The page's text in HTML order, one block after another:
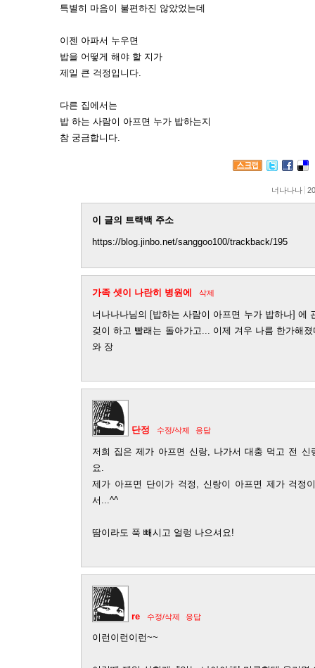
특별히 마음이 불편하진 않았었는데
이젠 아파서 누우면
밥을 어떻게 해야 할 지가
제일 큰 걱정입니다.
다른 집에서는
밥 하는 사람이 아프면 누가 밥하는지
참 궁금합니다.
너나나나
이 글의 트랙백 주소
https://blog.jinbo.net/sanggoo100/trackback/195
가족 셋이 나란히 병원에 삭제
너나나나님의 [밥하는 사람이 아프면 누가 밥하나] 에
겆이 하고 빨래는 돌아가고... 이제 겨우 나름 한가해
와 장
단정 수정/삭제 응답
저희 집은 제가 아프면 신랑, 나가서 대충 먹고 전 신
요.
제가 아프면 단이가 걱정, 신랑이 아프면 제가 걱정
서...^^
땀이라도 푹 빼시고 얼렁 나으셔요!
re 수정/삭제 응답
이런이런이런~~